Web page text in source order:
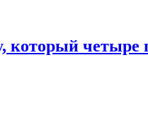
который четыре